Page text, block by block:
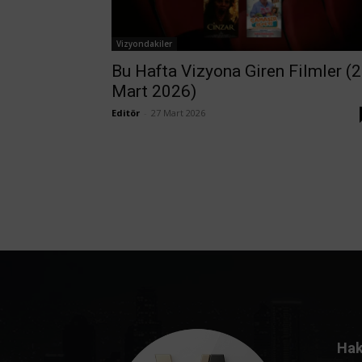
Vizyondakiler
Bu Hafta Vizyona Giren Filmler
Mart 2026)
Editör 27 Mart 2026